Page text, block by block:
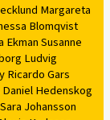
Margareta
Blomqvist
Susanne
Ludvig
Ricardo Gars
Hedenskog
Johansson